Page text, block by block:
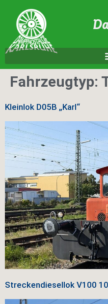
Fahrzeugtyp:
Kleinlok D05B „Karl“
Streckendiesellok V100